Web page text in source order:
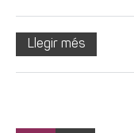
Llegir més